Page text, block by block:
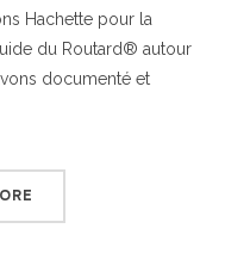
Hachette pour la
du Routard® autour
documenté et